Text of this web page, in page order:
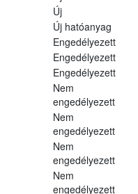
Új
Új hatóanyag
Engedélyezett
Engedélyezett
Engedélyezett
Nem
engedélyezett
Nem
engedélyezett
Nem
engedélyezett
Nem
engedélyezett